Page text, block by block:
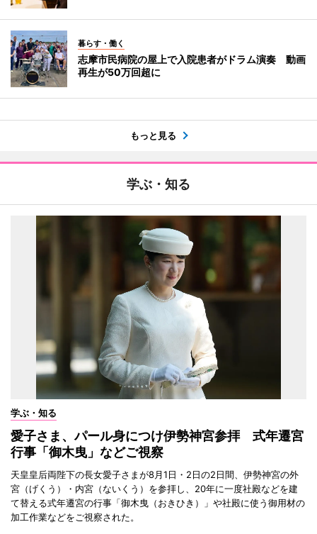
暮らす・働く
志摩市民病院の屋上で入院患者がドラム演奏 動画
再生が50万回超に
もっと見る
学ぶ・知る
学ぶ・知る
愛子さま、パール身につけ伊勢神宮参拝 式年遷宮
行事「御木曳」などご視察
天皇皇后両陛下の長女愛子さまが8月1日・2日の2日間、伊勢神宮の外
宮（げくう）・内宮（ないくう）を参拝し、20年に一度社殿などを建
て替える式年遷宮の行事「御木曳（おきひき）」や社殿に使う御用材の
加工作業などをご視察された。